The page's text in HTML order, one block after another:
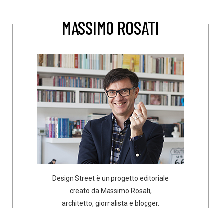
MASSIMO ROSATI
Design Street è un progetto editoriale
creato da Massimo Rosati,
architetto, giornalista e blogger.